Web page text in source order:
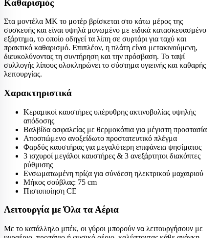
Καθαρισμός
Στα μοντέλα ΜΚ το μοτέρ βρίσκεται στο κάτω μέρος της
συσκευής και είναι υψηλά μονωμένο με ειδικά κατασκευασμένο
εξάρτημα, το οποίο οδηγεί τα λίπη σε συρτάρι για ταχύ και
πρακτικό καθαρισμό. Επιπλέον, η πλάτη είναι μετακινούμενη,
διευκολύνοντας τη συντήρηση και την πρόσβαση. Το ταψί
συλλογής λίπους ολοκληρώνει το σύστημα υγιεινής και καθαρής
λειτουργίας.
Χαρακτηριστικά
Κεραμικοί καυστήρες υπέρυθρης ακτινοβολίας υψηλής
απόδοσης
Βαλβίδα ασφαλείας με θερμοκόπια για μέγιστη προστασία
Αποσπώμενο ανοξείδωτο προστατευτικό πλέγμα
Φαρδύς καυστήρας για μεγαλύτερη επιφάνεια ψησίματος
3 ισχυροί μεγάλοι καυστήρες & 3 ανεξάρτητοι διακόπτες
ρύθμισης
Ενσωματωμένη πρίζα για σύνδεση ηλεκτρικού μαχαιριού
Μήκος σούβλας: 75 cm
Πιστοποίηση CE
Λειτουργία με Όλα τα Αέρια
Με το κατάλληλο μπέκ, οι γύροι μπορούν να λειτουργήσουν με